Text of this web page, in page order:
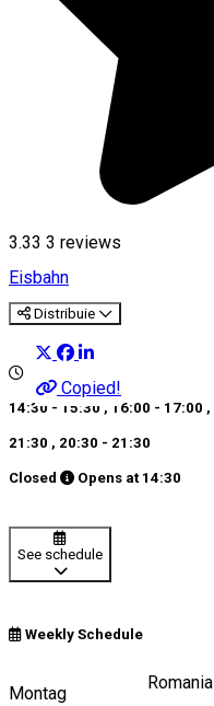
3.33 3 reviews
Eisbahn
Distribuie
Copied!
14:30 - 15:30 , 16:00 - 17:00 ,
21:30 , 20:30 - 21:30
Closed Opens at 14:30
See schedule
Weekly Schedule
Montag
Cisnădie 555300, Romania